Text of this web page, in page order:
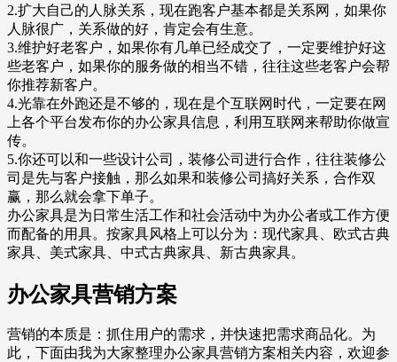
2.扩大自己的人脉关系，现在跑客户基本都是关系网，如果你
人脉很广，关系做的好，肯定会有生意。
3.维护好老客户，如果你有几单已经成交了，一定要维护好这
些老客户，如果你的服务做的相当不错，往往这些老客户会帮
你推荐新客户。
4.光靠在外跑还是不够的，现在是个互联网时代，一定要在网
上各个平台发布你的办公家具信息，利用互联网来帮助你做宣
传。
5.你还可以和一些设计公司，装修公司进行合作，往往装修公
司是先与客户接触，那么如果和装修公司搞好关系，合作双
赢，那么就会拿下单子。
办公家具是为日常生活工作和社会活动中为办公者或工作方便
而配备的用具。按家具风格上可以分为：现代家具、欧式古典
家具、美式家具、中式古典家具、新古典家具。
办公家具营销方案
营销的本质是：抓住用户的需求，并快速把需求商品化。为
此，下面由我为大家整理办公家具营销方案相关内容，欢迎参